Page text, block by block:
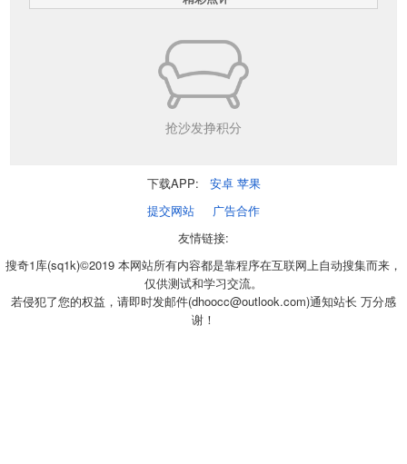
抢沙发挣积分
下载APP: 安卓 苹果
提交网站
广告合作
友情链接:
搜奇1库(sq1k)©2019 本网站所有内容都是靠程序在互联网上自动搜集而来，
仅供测试和学习交流。
若侵犯了您的权益，请即时发邮件(dhoocc@outlook.com)通知站长 万分感
谢！